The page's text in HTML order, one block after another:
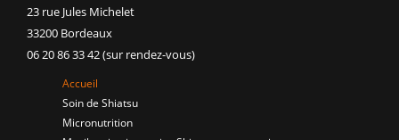
23 rue Jules Michelet
33200 Bordeaux
06 20 86 33 42 (sur rendez-vous)
Accueil
Soin de Shiatsu
Micronutrition